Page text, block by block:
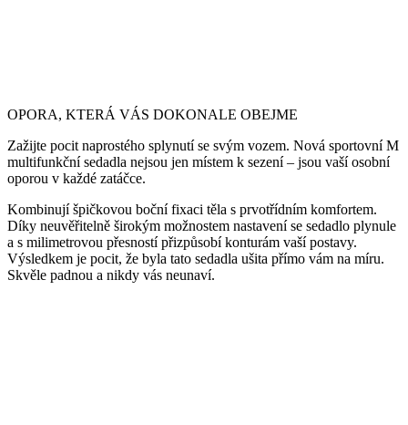
OPORA, KTERÁ VÁS DOKONALE OBEJME
Zažijte pocit naprostého splynutí se svým vozem. Nová sportovní M
multifunkční sedadla nejsou jen místem k sezení – jsou vaší osobní
oporou v každé zatáčce.
Kombinují špičkovou boční fixaci těla s prvotřídním komfortem.
Díky neuvěřitelně širokým možnostem nastavení se sedadlo plynule
a s milimetrovou přesností přizpůsobí konturám vaší postavy.
Výsledkem je pocit, že byla tato sedadla ušita přímo vám na míru.
Skvěle padnou a nikdy vás neunaví.